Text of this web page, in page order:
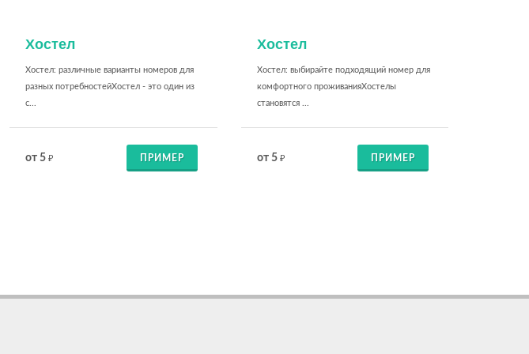
Хостел
Хостел: различные варианты номеров для
разных потребностейХостел - это один из
с...
от 5 ₽ ПРИМЕР
Хостел
Хостел: выбирайте подходящий номер для
комфортного проживанияХостелы
становятся ...
от 5 ₽ ПРИМЕР